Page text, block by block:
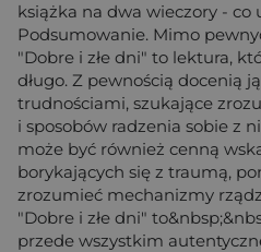
książka na dwa wieczory - co
Podsumowanie. Mimo
"Dobre i złe dni" to lektura,
długo. Z pewnością docenią
trudnościami, szukające
i sposobów radzenia sobie z
może być również cenną
borykających się z traumą,
zrozumieć mechanizmy
"Dobre i złe dni"
przede wszystkim